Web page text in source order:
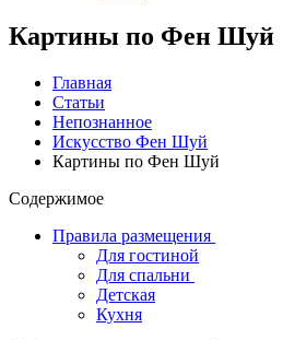
Картины по Фен Шуй
Главная
Статьи
Непознанное
Искусство Фен Шуй
Картины по Фен Шуй
Содержимое
Правила размещения
Для гостиной
Для спальни
Детская
Кухня